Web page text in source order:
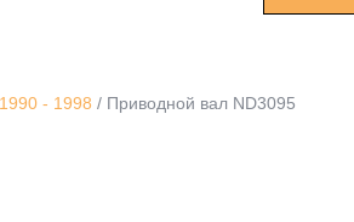
- 1998 / Приводной вал ND3095